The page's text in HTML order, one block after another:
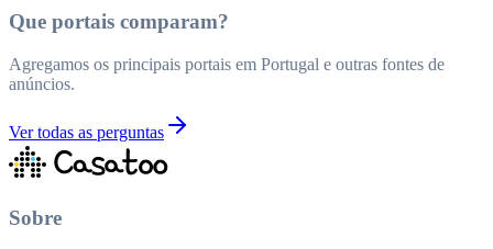
Que portais comparam?
Agregamos os principais portais em Portugal e outras fontes de
anúncios.
Ver todas as perguntas
Sobre